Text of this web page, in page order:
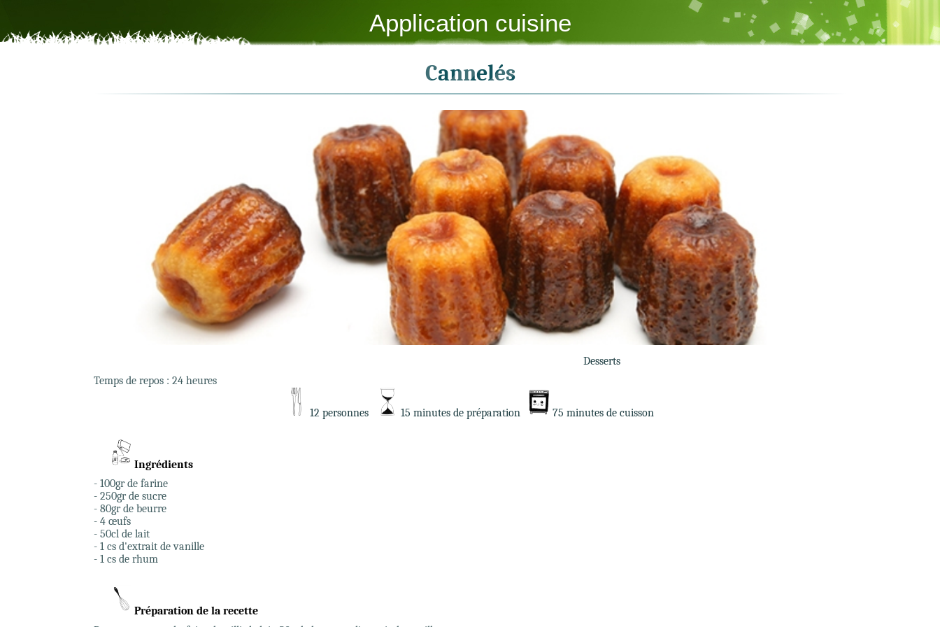
Application cuisine
Cannelés
Desserts
Temps de repos : 24 heures
12 personnes 15 minutes de préparation 75 minutes de cuisson
Ingrédients
- 100gr de farine
- 250gr de sucre
- 80gr de beurre
- 4 œufs
- 50cl de lait
- 1 cs d'extrait de vanille
- 1 cs de rhum
Préparation de la recette